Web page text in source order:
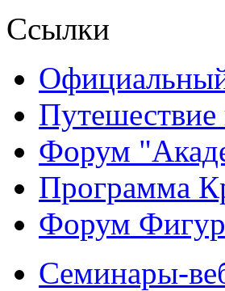
Ссылки
Путешествие
Форум
Программа
Форум
Семинары-